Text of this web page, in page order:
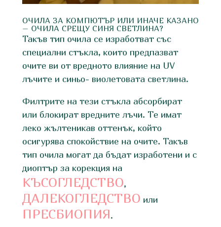
ОЧИЛА ЗА КОМПЮТЪР ИЛИ ИНАЧЕ КАЗАНО
– ОЧИЛА СРЕЩУ СИНЯ СВЕТЛИНА?
Такъв тип очила се изработват със
специални стъкла, които предпазват
очите ви от вредното влияние на UV
лъчите и синьо- виолетовата светлина.
Филтрите на тези стъкла абсорбират
или блокират вредните лъчи. Те имат
леко жълтеникав оттенък, който
осигурява спокойствие на очите. Такъв
тип очила могат да бъдат изработени и с
диоптър за корекция на
КЪСОГЛЕДСТВО,
ДАЛЕКОГЛЕДСТВО или
ПРЕСБИОПИЯ.